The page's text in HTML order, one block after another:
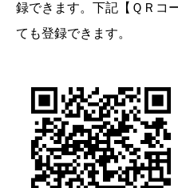
録できます。下記【ＱＲコ
ても登録できます。